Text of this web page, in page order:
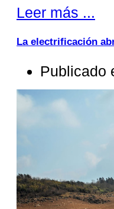
Leer más ...
La electrificación
Publicado